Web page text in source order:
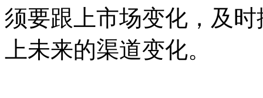
须要跟上市场变化，及
上未来的渠道变化。